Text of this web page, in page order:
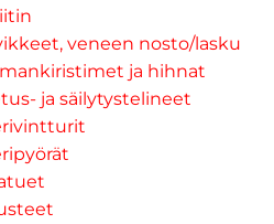
veneen nosto/lasku
ja hihnat
ja säilytystelineet